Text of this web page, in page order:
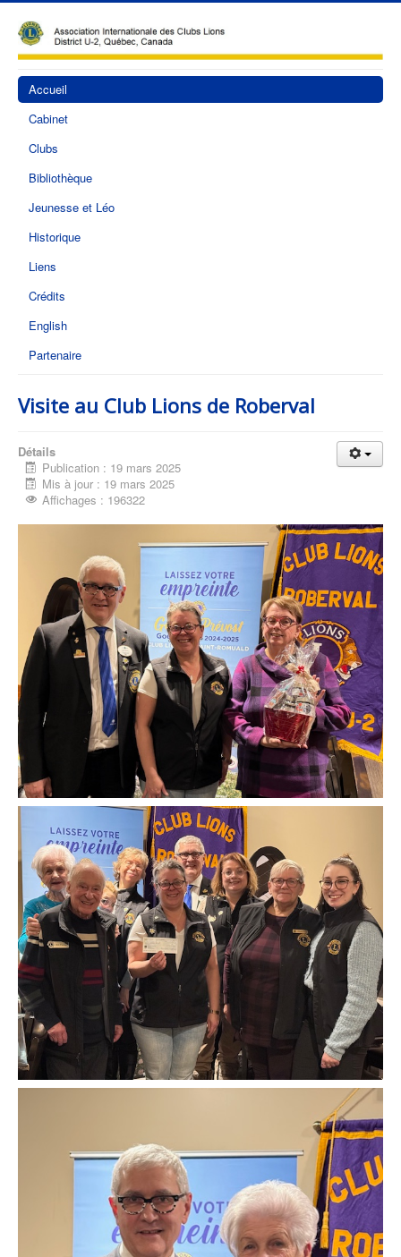
Accueil
Cabinet
Clubs
Bibliothèque
Jeunesse et Léo
Historique
Liens
Crédits
English
Partenaire
Visite au Club Lions de Roberval
Détails
Publication : 19 mars 2025
Mis à jour : 19 mars 2025
Affichages : 196322